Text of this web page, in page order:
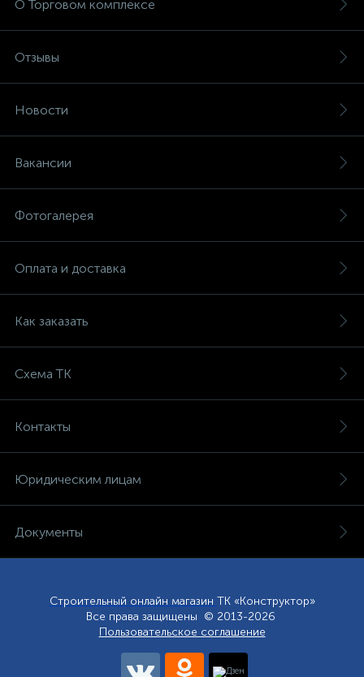
О Торговом комплексе
Отзывы
Новости
Вакансии
Фотогалерея
Оплата и доставка
Как заказать
Схема ТК
Контакты
Юридическим лицам
Документы
Строительный онлайн магазин ТК «Конструктор»
Все права защищены © 2013-2026
Пользовательское соглашение